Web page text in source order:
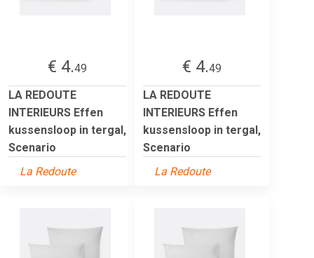
€ 4.49
LA REDOUTE
INTERIEURS Effen
kussensloop in tergal,
Scenario
La Redoute
€ 4.49
LA REDOUTE
INTERIEURS Effen
kussensloop in tergal,
Scenario
La Redoute